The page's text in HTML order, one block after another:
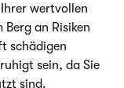
wertvollen
an Risiken
schädigen
sein, da Sie
sind.